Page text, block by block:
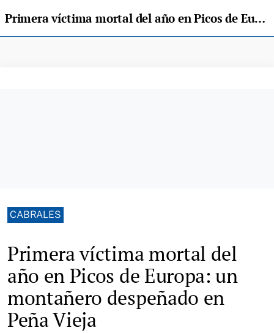
Primera víctima mortal del año en Picos de Europa: un montañero despeñado en Peña Vieja
CABRALES
Primera víctima mortal del
año en Picos de Europa: un
montañero despeñado en
Peña Vieja